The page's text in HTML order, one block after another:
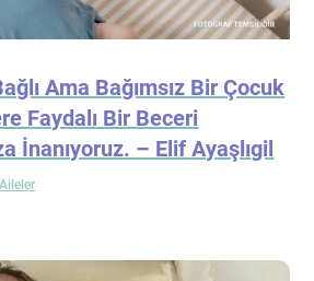
Ama Bağımsız Bir Çocuk
Faydalı Bir Beceri
İnanıyoruz. – Elif Ayaşlıgil